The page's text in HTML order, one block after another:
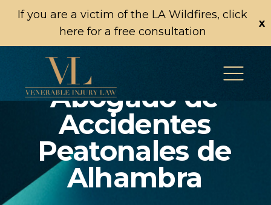
If you are a victim of the LA Wildfires, click
here for a free consultation
x
Abogado de
Accidentes
Peatonales de
Alhambra